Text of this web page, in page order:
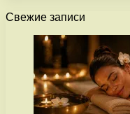
Свежие записи